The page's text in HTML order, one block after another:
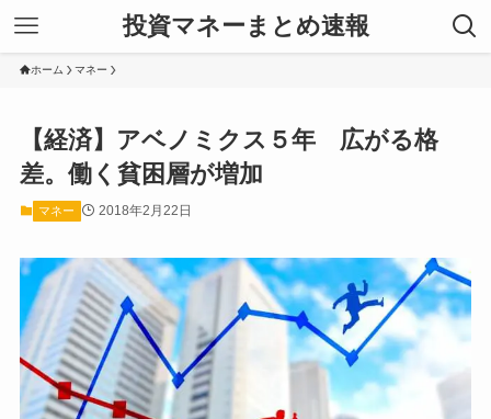
投資マネーまとめ速報
ホーム マネー
【経済】アベノミクス５年 広がる格
差。働く貧困層が増加
マネー 2018年2月22日